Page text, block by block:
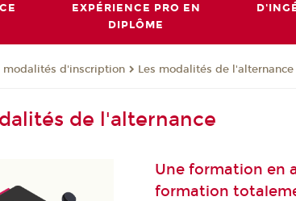
EXPÉRIENCE PRO EN
DIPLÔME
modalités d'inscription Les modalités de l'alternance
de l'alternance
Une formation en
formation